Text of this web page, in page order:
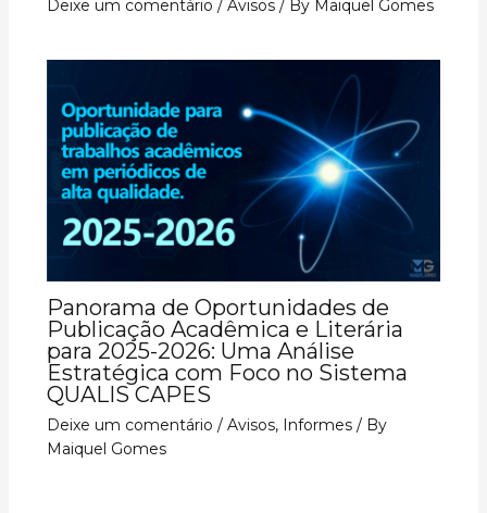
Deixe um comentário / Avisos/ By Maiquel Gomes
Panorama de Oportunidades de
Publicação Acadêmica e Literária
para 2025-2026: Uma Análise
Estratégica com Foco no Sistema
QUALIS CAPES
Deixe um comentário / Avisos, Informes/ By
Maiquel Gomes